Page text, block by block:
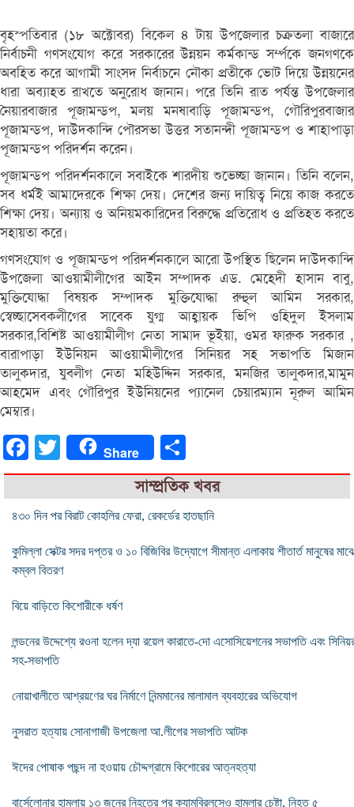
বৃহস্পতিবার (১৮ অক্টোবর) বিকেল ৪ টায় উপজেলার চক্রতলা বাজারে
নির্বাচনী গণসংযোগ করে সরকারের উন্নয়ন কর্মকান্ড সর্ম্পকে জনগণকে
অবহিত করে আগামী সাংসদ নির্বাচনে নৌকা প্রতীকে ভোট দিয়ে উন্নয়নের
ধারা অব্যাহত রাখতে অনুরোধ জানান। পরে তিনি রাত পর্যন্ত উপজেলার
নৈয়ারবাজার পূজামন্ডপ, মলয় মনষাবাড়ি পূজামন্ডপ, গৌরিপুরবাজার
পূজামন্ডপ, দাউদকান্দি পৌরসভা উত্তর সতানন্দী পূজামন্ডপ ও শাহাপাড়া
পূজামন্ডপ পরিদর্শন করেন।
পূজামন্ডপ পরিদর্শনকালে সবাইকে শারদীয় শুভেচ্ছা জানান। তিনি বলেন,
সব ধর্মই আমাদেরকে শিক্ষা দেয়। দেশের জন্য দায়িত্ব নিয়ে কাজ করতে
শিক্ষা দেয়। অন্যায় ও অনিয়মকারিদের বিরুদ্ধে প্রতিরোধ ও প্রতিহত করতে
সহায়তা করে।
গণসংযোগ ও পূজামন্ডপ পরিদর্শনকালে আরো উপস্থিত ছিলেন দাউদকান্দি
উপজেলা আওয়ামীলীগের আইন সম্পাদক এড. মেহেদী হাসান বাবু,
মুক্তিযোদ্ধা বিষয়ক সম্পাদক মুক্তিযোদ্ধা রুহুল আমিন সরকার,
স্বেচ্ছাসেবকলীগের সাবেক যুগ্ম আহ্বায়ক ভিপি ওহিদুল ইসলাম
সরকার,বিশিষ্ট আওয়ামীলীগ নেতা সামাদ ভূইয়া, ওমর ফারুক সরকার ,
বারাপাড়া ইউনিয়ন আওয়ামীলীগের সিনিয়র সহ সভাপতি মিজান
তালুকদার, যুবলীগ নেতা মহিউদ্দিন সরকার, মনজির তালুকদার,মামুন
আহমেদ এবং গৌরিপুর ইউনিয়নের প্যানেল চেয়ারম্যান নূরুল আমিন
মেম্বার।
FacebookTwitter Share
সাম্প্রতিক খবর
৪৩০ দিন পর বিরাট কোহলির ফেরা, রেকর্ডের হাতছানি
কুমিল্লা সেক্টর সদর দপ্তর ও ১০ বিজিবির উদ্যোগে সীমান্ত এলাকায় শীতার্ত মানুষের
কম্বল বিতরণ
বিয়ে বাড়িতে কিশোরীকে ধর্ষণ
লন্ডনের উদ্দেশ্যে রওনা হলেন দ্যা রয়েল কারাতে-দো এসোসিয়েশনের সভাপতি এবং
সহ-সভাপতি
নোয়াখালীতে আশ্রয়ণের ঘর নির্মাণে নিন্মমানের মালামাল ব্যবহারের অভিযোগ
নুসরাত হত্যায় সোনাগাজী উপজেলা আ.লীগের সভাপতি আটক
ঈদের পোষাক পছন্দ না হওয়ায় চৌদ্দগ্রামে কিশোরের আত্নহত্যা
বার্সেলোনার হামলায় ১৩ জনের নিহতের পর ক্যামব্রিলসেও হামলার চেষ্টা, নিহত ৫